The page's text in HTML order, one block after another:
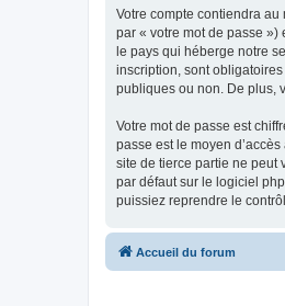
Votre compte contiendra
par « votre mot de passe
le pays qui héberge notre
inscription, sont
publiques ou non. De plus,
Votre mot de passe est
passe est le moyen
site de tierce partie ne peut
par défaut sur le logiciel
puissiez reprendre le
Accueil du forum